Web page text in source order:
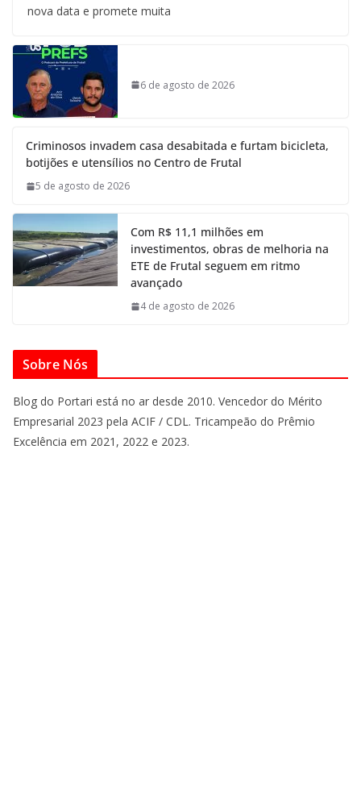
nova data e promete muita
6 de agosto de 2026
Criminosos invadem casa desabitada e furtam bicicleta,
botijões e utensílios no Centro de Frutal
5 de agosto de 2026
Com R$ 11,1 milhões em
investimentos, obras de melhoria na
ETE de Frutal seguem em ritmo
avançado
4 de agosto de 2026
Sobre Nós
Blog do Portari está no ar desde 2010. Vencedor do Mérito
Empresarial 2023 pela ACIF / CDL. Tricampeão do Prêmio
Excelência em 2021, 2022 e 2023.